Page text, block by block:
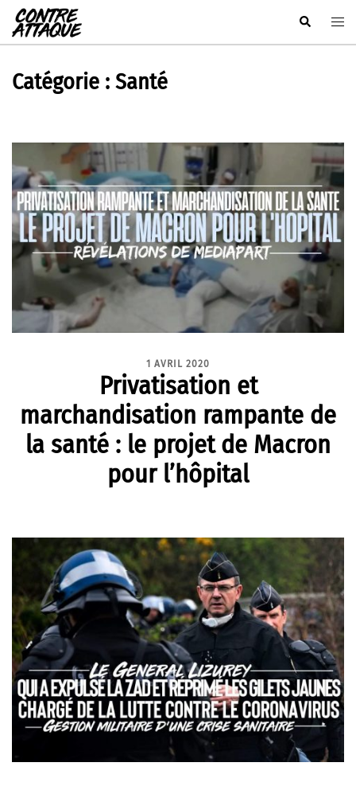
Aller
au
contenu
Rechercher
Catégorie : Santé
1 AVRIL 2020
Privatisation et
marchandisation rampante de
la santé : le projet de Macron
pour l’hôpital